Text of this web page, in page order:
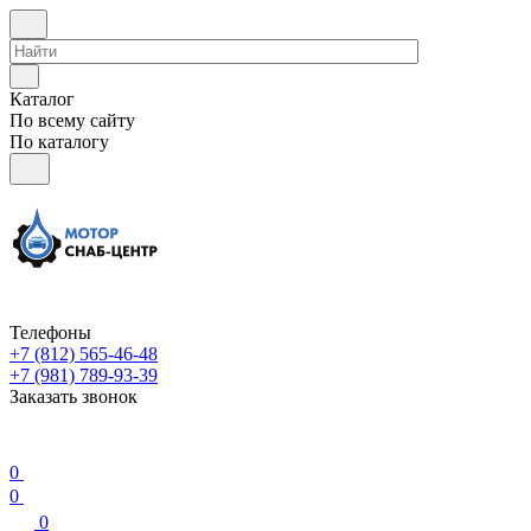
Каталог
По всему сайту
По каталогу
Телефоны
+7 (812) 565-46-48
+7 (981) 789-93-39
Заказать звонок
0
0
0